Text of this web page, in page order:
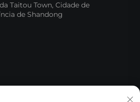
Taitou Town, Cidade de
de Shandong